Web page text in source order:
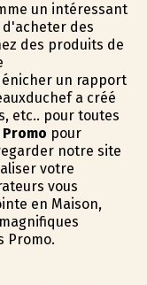
un intéressant
des
des produits de
un rapport
a créé
etc.. pour toutes
Promo pour
notre site
votre
vous
en Maison,
Promo.